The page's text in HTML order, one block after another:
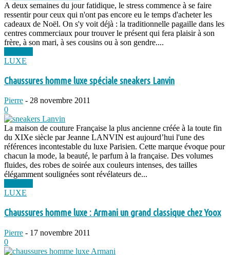
A deux semaines du jour fatidique, le stress commence à se faire
ressentir pour ceux qui n'ont pas encore eu le temps d'acheter les
cadeaux de Noël. On s'y voit déjà : la traditionnelle pagaille dans les
centres commerciaux pour trouver le présent qui fera plaisir à son
frère, à son mari, à ses cousins ou à son gendre....
LUXE
Chaussures homme luxe spéciale sneakers Lanvin
Pierre - 28 novembre 2011
0
La maison de couture Française la plus ancienne créée à la toute fin
du XIXe siècle par Jeanne LANVIN est aujourd’hui l'une des
références incontestable du luxe Parisien. Cette marque évoque pour
chacun la mode, la beauté, le parfum à la française. Des volumes
fluides, des robes de soirée aux couleurs intenses, des tailles
élégamment soulignées sont révélateurs de...
LUXE
Chaussures homme luxe : Armani un grand classique chez Yoox
Pierre - 17 novembre 2011
0